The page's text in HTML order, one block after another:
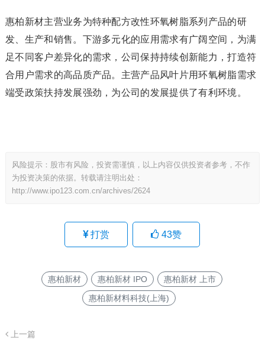
惠柏新材主营业务为特种配方改性环氧树脂系列产品的研
发、生产和销售。下游多元化的应用需求有广阔空间，为满
足不同客户差异化的需求，公司保持持续创新能力，打造符
合用户需求的高品质产品。主营产品风叶片用环氧树脂需求
端受政策扶持发展强劲，为公司的发展提供了有利环境。
风险提示：股市有风险，投资需谨慎，以上内容仅供投资者参考，不作
为投资决策的依据。转载请注明出处：
http://www.ipo123.com.cn/archives/2624
打赏 43赞
惠柏新材 惠柏新材 IPO
惠柏新材 上市
惠柏新材料科技(上海)
上一篇